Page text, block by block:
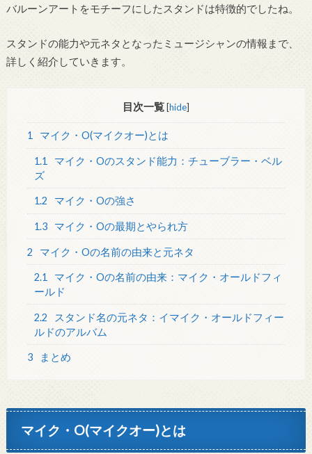
バルーンアートをモチーフにしたスタンドは特徴的でしたね。
スタンドの能力や元ネタとなったミュージシャンの情報まで、
詳しく紹介していきます。
目次一覧 [hide]
1 マイク・O(マイクオー)とは
1.1
マイク・Oのスタンド能力：チューブラー・ベル
ズ
1.2 マイク・Oの強さ
1.3 マイク・Oの最期とやられ方
2 マイク・Oの名前の由来と元ネタ
2.1
マイク・Oの名前の由来：マイク・オールドフィ
ールド
2.2
スタンド名の元ネタ：イマイク・オールドフィー
ルドのアルバム
3 まとめ
マイク・O(マイクオー)とは